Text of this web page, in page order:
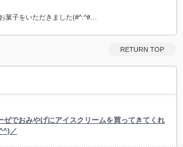
菓子をいただきました(#^.^#…
RETURN TOP
ゼでおみやげにアイスクリームを買ってきてくれ
／